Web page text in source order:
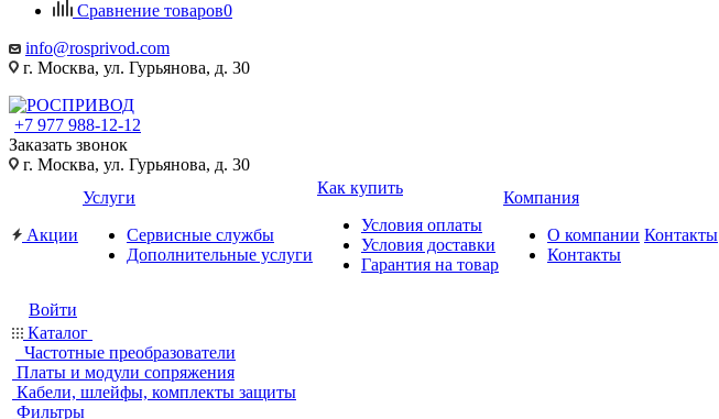
Сравнение товаров0
info@rosprivod.com
г. Москва, ул. Гурьянова, д. 30
+7 977 988-12-12
Заказать звонок
г. Москва, ул. Гурьянова, д. 30
Акции
Услуги
Сервисные службы
Дополнительные услуги
Как купить
Условия оплаты
Условия доставки
Гарантия на товар
Компания
О компании
Контакты
Контакты
Войти
Каталог
Частотные преобразователи
Платы и модули сопряжения
Кабели, шлейфы, комплекты защиты
Фильтры